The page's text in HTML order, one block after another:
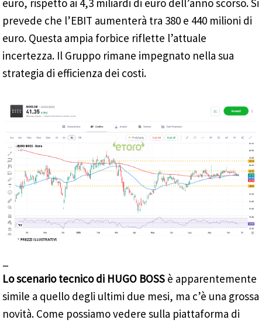
euro, rispetto ai 4,3 miliardi di euro dell’anno scorso. Si
prevede che l’EBIT aumenterà tra 380 e 440 milioni di
euro. Questa ampia forbice riflette l’attuale
incertezza. Il Gruppo rimane impegnato nella sua
strategia di efficienza dei costi.
Lo scenario tecnico di HUGO BOSS è apparentemente
simile a quello degli ultimi due mesi, ma c’è una grossa
novità. Come possiamo vedere sulla piattaforma di